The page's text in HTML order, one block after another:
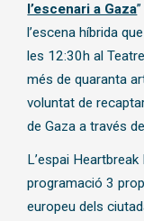
l’escenari a Gaza
l’escena híbrida
les 12:30h al
més de quaranta
voluntat de
de Gaza a través
L’espai
programació 3
europeu dels